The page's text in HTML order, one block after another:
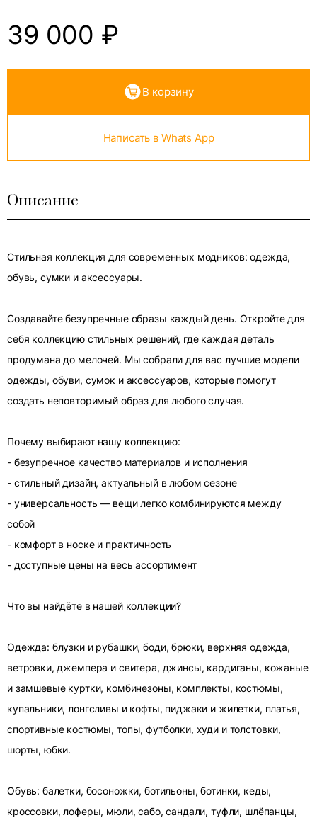
39 000 ₽
В корзину
Написать в Whats App
Описание
Стильная коллекция для современных модников: одежда,
обувь, сумки и аксессуары.
Создавайте безупречные образы каждый день. Откройте для
себя коллекцию стильных решений, где каждая деталь
продумана до мелочей. Мы собрали для вас лучшие модели
одежды, обуви, сумок и аксессуаров, которые помогут
создать неповторимый образ для любого случая.
Почему выбирают нашу коллекцию:
- безупречное качество материалов и исполнения
- стильный дизайн, актуальный в любом сезоне
- универсальность — вещи легко комбинируются между
собой
- комфорт в носке и практичность
- доступные цены на весь ассортимент
Что вы найдёте в нашей коллекции?
Одежда: блузки и рубашки, боди, брюки, верхняя одежда,
ветровки, джемпера и свитера, джинсы, кардиганы, кожаные
и замшевые куртки, комбинезоны, комплекты, костюмы,
купальники, лонгсливы и кофты, пиджаки и жилетки, платья,
спортивные костюмы, топы, футболки, худи и толстовки,
шорты, юбки.
Обувь: балетки, босоножки, ботильоны, ботинки, кеды,
кроссовки, лоферы, мюли, сабо, сандали, туфли, шлёпанцы,